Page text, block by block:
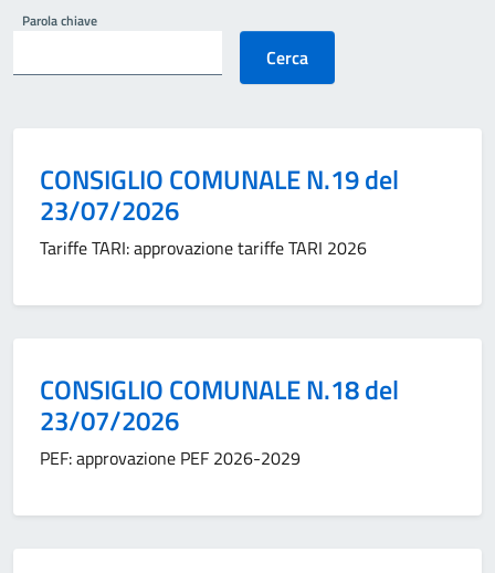
Parola chiave
Cerca
Categoria:
CONSIGLIO COMUNALE N.19 del
23/07/2026
Tariffe TARI: approvazione tariffe TARI 2026
Categoria:
CONSIGLIO COMUNALE N.18 del
23/07/2026
PEF: approvazione PEF 2026-2029